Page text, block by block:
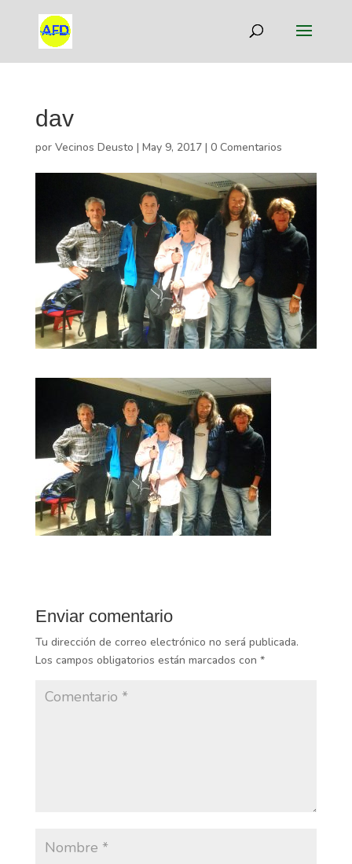
dav
por Vecinos Deusto | May 9, 2017| 0 Comentarios
Enviar comentario
Tu dirección de correo electrónico no será publicada.
Los campos obligatorios están marcados con *